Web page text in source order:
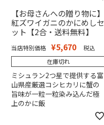
【お母さんへの贈り物に】
紅ズワイガニのかにめしセ
ット【2合・送料無料】
当店特別価格 ¥5,670
税込
在庫切れ
ミシュラン2つ星で提供する富
山県産厳選コシヒカリに蟹の
旨味が一粒一粒染み込んだ極
上のかに飯